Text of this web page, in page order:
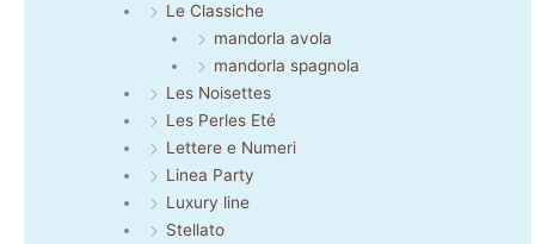
Le Classiche
mandorla avola
mandorla spagnola
Les Noisettes
Les Perles Eté
Lettere e Numeri
Linea Party
Luxury line
Stellato